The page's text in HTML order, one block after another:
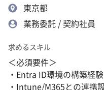
東京都
業務委託 / 契約社員
求めるスキル
＜必須要件＞
・Entra ID環境の構築経験
・Intune/M365との連携